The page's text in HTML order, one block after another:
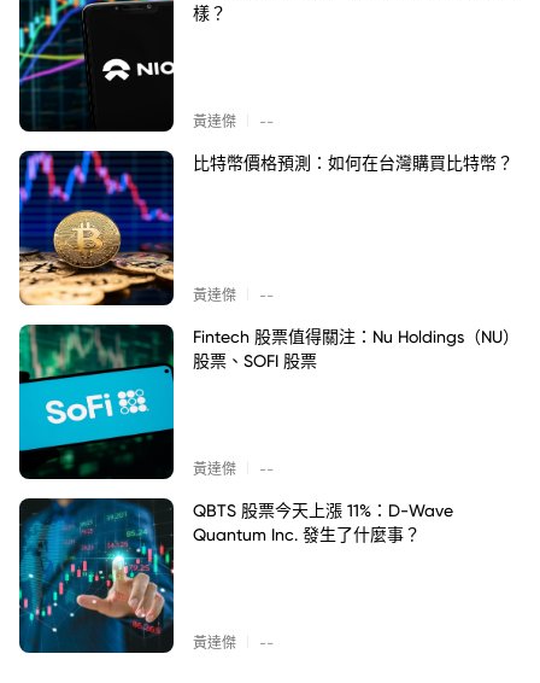
樣？
黃達傑 --
比特幣價格預測：如何在台灣購買比特幣？
黃達傑 --
Fintech 股票值得關注：Nu Holdings（NU）
股票、SOFI 股票
黃達傑 --
QBTS 股票今天上漲 11%：D-Wave
Quantum Inc. 發生了什麼事？
黃達傑 --